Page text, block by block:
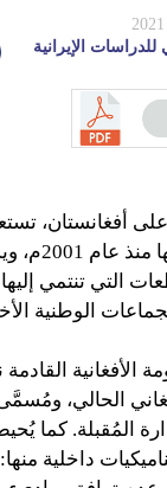
للدراسات الإيرانية
أفغانستان،
الدولة
التي تنتمي
الوطنية
الأفغانية
الحالي،
المُقبلة. كما
داخلية